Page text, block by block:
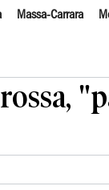
Massa-Carrara